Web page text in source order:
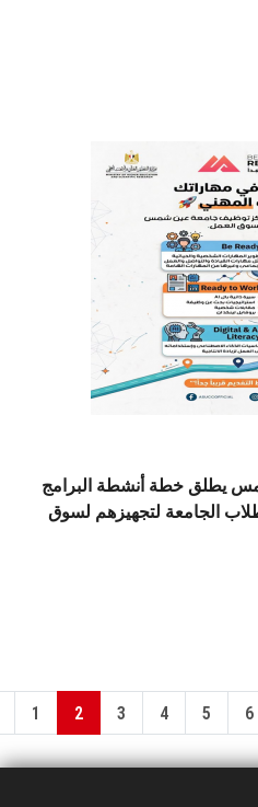
يطلق خطة أنشطة البرامج
طلاب الجامعة لتجهيزهم لسوق
1 2 3 4 5 6